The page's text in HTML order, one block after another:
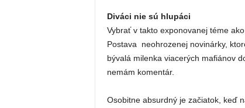
Diváci nie sú hlupáci
Vybrať v takto exponovanej téme
Postava neohrozenej novinárky,
bývalá milenka viacerých mafiánov
nemám komentár.
Osobitne absurdný je začiatok, keď